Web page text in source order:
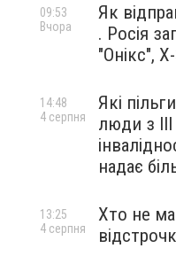
Як
. Росія
"Онікс",
09:53
Вчора
Які
люди з III
надає
14:48
4 серпня
Хто не
13:25
4 серпня